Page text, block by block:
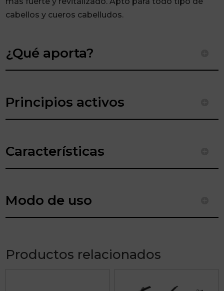
cabellos y cueros cabelludos.
¿Qué aporta?
Principios activos
Características
Modo de uso
Productos relacionados